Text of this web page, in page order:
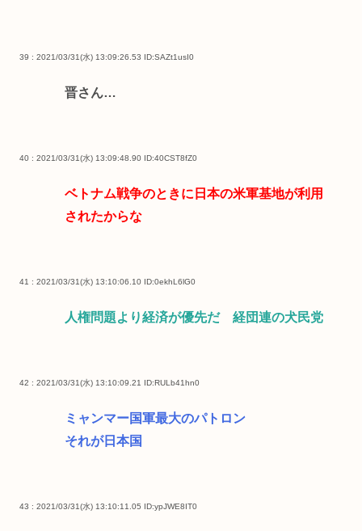
39 : 2021/03/31(水) 13:09:26.53 ID:SAZt1usI0
晋さん…
40 : 2021/03/31(水) 13:09:48.90 ID:40CST8fZ0
ベトナム戦争のときに日本の米軍基地が利用
されたからな
41 : 2021/03/31(水) 13:10:06.10 ID:0ekhL6lG0
人権問題より経済が優先だ 経団連の犬民党
42 : 2021/03/31(水) 13:10:09.21 ID:RULb41hn0
ミャンマー国軍最大のパトロン
それが日本国
43 : 2021/03/31(水) 13:10:11.05 ID:ypJWE8IT0